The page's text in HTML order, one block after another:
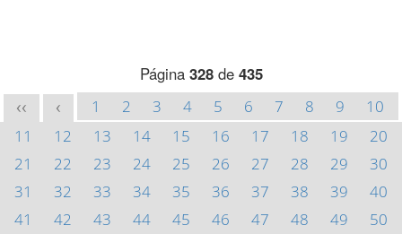
Página 328de 435
<< < 1 2 3 4 5 6 7 8 9
10
11
12 13 14 15 16 17 18 19
20
21
22 23 24 25 26 27 28 29
30
31
32 33 34 35 36 37 38 39
40
41
42 43 44 45 46 47 48 49
50